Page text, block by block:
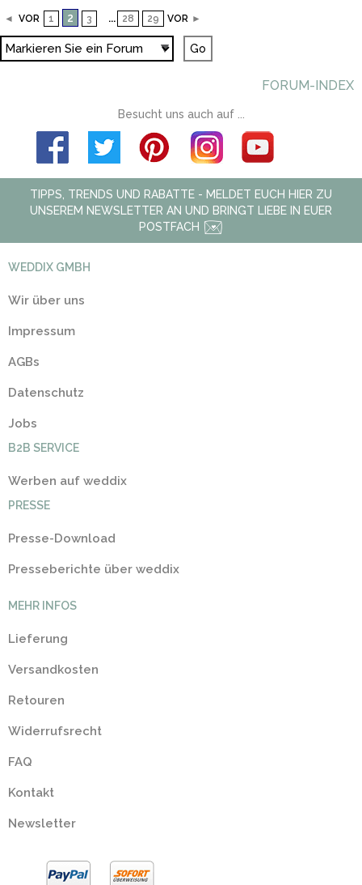
◄ VOR 1 2 3 ... 28 29 VOR ►
FORUM-INDEX
Besucht uns auch auf ...
TIPPS, TRENDS UND RABATTE - MELDET EUCH HIER ZU
UNSEREM NEWSLETTER AN UND BRINGT LIEBE IN EUER
POSTFACH
WEDDIX GMBH
Wir über uns
Impressum
AGBs
Datenschutz
Jobs
B2B SERVICE
Werben auf weddix
PRESSE
Presse-Download
Presseberichte über weddix
MEHR INFOS
Lieferung
Versandkosten
Retouren
Widerrufsrecht
FAQ
Kontakt
Newsletter